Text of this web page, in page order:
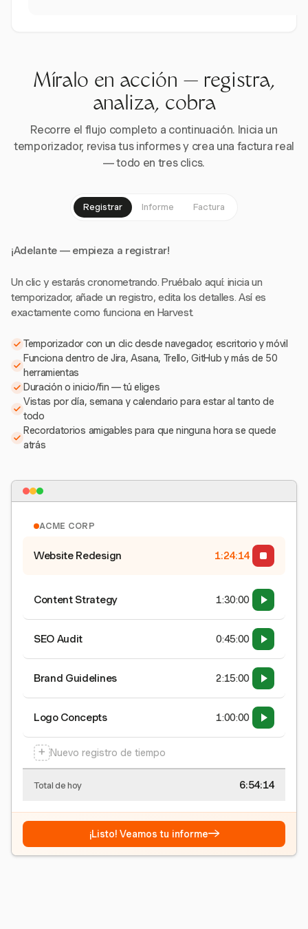
Míralo en acción — registra,
analiza, cobra
Recorre el flujo completo a continuación. Inicia un
temporizador, revisa tus informes y crea una factura real
— todo en tres clics.
Registrar Informe Factura
¡Adelante — empieza a registrar!
Un clic y estarás cronometrando. Pruébalo aquí: inicia un
temporizador, añade un registro, edita los detalles. Así es
exactamente como funciona en Harvest.
Temporizador con un clic desde navegador, escritorio y móvil
Funciona dentro de Jira, Asana, Trello, GitHub y más de 50
herramientas
Duración o inicio/fin — tú eliges
Vistas por día, semana y calendario para estar al tanto de
todo
Recordatorios amigables para que ninguna hora se quede
atrás
ACME CORP
Website Redesign 1:24:15
Content Strategy 1:30:00
SEO Audit 0:45:00
Brand Guidelines 2:15:00
Logo Concepts 1:00:00
+ Nuevo registro de tiempo
Total de hoy 6:54:15
¡Listo! Veamos tu informe→